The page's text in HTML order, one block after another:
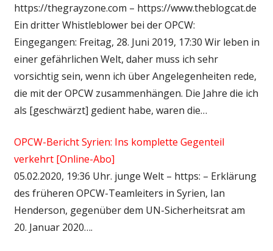
https://thegrayzone.com – https://www.theblogcat.de
Ein dritter Whistleblower bei der OPCW:
Eingegangen: Freitag, 28. Juni 2019, 17:30 Wir leben in
einer gefährlichen Welt, daher muss ich sehr
vorsichtig sein, wenn ich über Angelegenheiten rede,
die mit der OPCW zusammenhängen. Die Jahre die ich
als [geschwärzt] gedient habe, waren die…
OPCW-Bericht Syrien: Ins komplette Gegenteil
verkehrt [Online-Abo]
05.02.2020, 19:36 Uhr. junge Welt – https: – Erklärung
des früheren OPCW-Teamleiters in Syrien, Ian
Henderson, gegenüber dem UN-Sicherheitsrat am
20. Januar 2020….